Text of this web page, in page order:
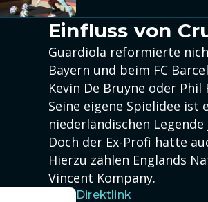
Einfluss von
Guardiola reformierte
Bayern und beim FC
Kevin De Bruyne oder
Seine eigene Spielidee
niederländischen
Doch der Ex-Profi hatte
Hierzu zählen Englands
Vincent Kompany.
Direktlink